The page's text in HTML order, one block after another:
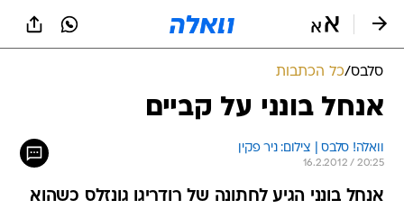
סלבס/כל הכתבות
אנחל בונני על קביים
וואלה! סלבס | צילום: ניר פקין
16.2.2012 / 20:25
אנחל בונני הגיע לחתונה של רודריגו גונזלס כשהוא